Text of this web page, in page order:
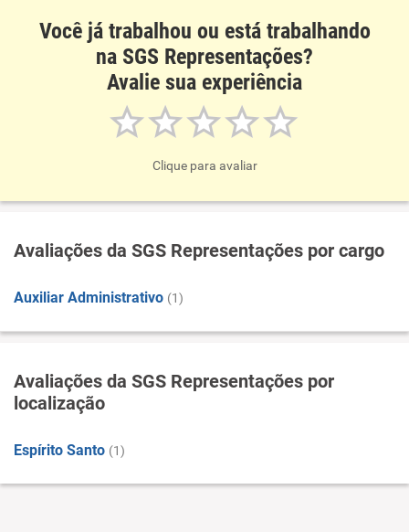
Você já trabalhou ou está trabalhando
na SGS Representações?
Avalie sua experiência
Clique para avaliar
Avaliações da SGS Representações por cargo
Auxiliar Administrativo (1)
Avaliações da SGS Representações por
localização
Espírito Santo (1)